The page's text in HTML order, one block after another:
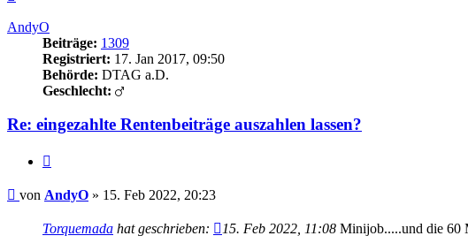
AndyO
Beiträge: 1309
Registriert: 17. Jan 2017, 09:50
Behörde: DTAG a.D.
Geschlecht:
Re: eingezahlte Rentenbeiträge auszahlen lassen?
Beitrag
von AndyO » 15. Feb 2022, 20:23
Torquemada hat geschrieben: 15. Feb 2022, 11:08 Minijob.....und die 60